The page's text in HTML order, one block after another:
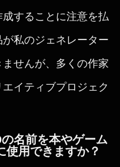
することに注意を払
私のジェネレーター
せんが、多くの作家
イティブプロジェク
名前を本やゲーム
使用できますか？